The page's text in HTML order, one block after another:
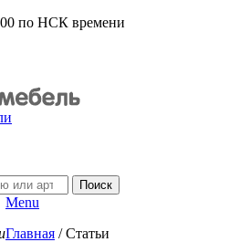
по НСК времени
Menu
Главная / Статьи